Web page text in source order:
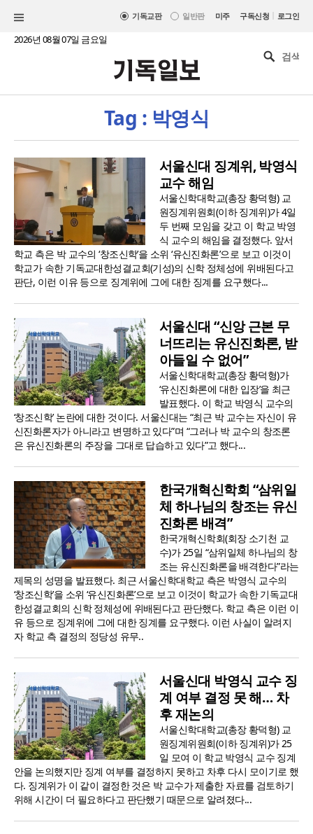
기독교판 일반판 미주 구독신청 | 로그인
2026년 08월 07일 금요일
Tag : 박영식
서울신대 징계위, 박영식
교수 해임
서울신학대학교(총장 황덕형) 교
원징계위원회(이하 징계위)가 4일
두 번째 모임을 갖고 이 학교 박영
식 교수의 해임을 결정했다. 앞서
학교 측은 박 교수의 ‘창조신학’을 소위 ‘유신진화론’으로 보고 이것이
학교가 속한 기독교대한성결교회(기성)의 신학 정체성에 위배된다고
판단, 이런 이유 등으로 징계위에 그에 대한 징계를 요구했다...
서울신대 “신앙 근본 무
너뜨리는 유신진화론, 받
아들일 수 없어”
서울신학대학교(총장 황덕형)가
‘유신진화론에 대한 입장’을 최근
발표했다. 이 학교 박영식 교수의
‘창조신학’ 논란에 대한 것이다. 서울신대는 “최근 박 교수는 자신이 유
신진화론자가 아니라고 변명하고 있다”며 “그러나 박 교수의 창조론
은 유신진화론의 주장을 그대로 답습하고 있다”고 했다...
한국개혁신학회 “삼위일
체 하나님의 창조는 유신
진화론 배격”
한국개혁신학회(회장 소기천 교
수)가 25일 “삼위일체 하나님의 창
조는 유신진화론을 배격한다”라는
제목의 성명을 발표했다. 최근 서울신학대학교 측은 박영식 교수의
‘창조신학’을 소위 ‘유신진화론’으로 보고 이것이 학교가 속한 기독교대
한성결교회의 신학 정체성에 위배된다고 판단했다. 학교 측은 이런 이
유 등으로 징계위에 그에 대한 징계를 요구했다. 이런 사실이 알려지
자 학교 측 결정의 정당성 유무..
서울신대 박영식 교수 징
계 여부 결정 못 해… 차
후 재논의
서울신학대학교(총장 황덕형) 교
원징계위원회(이하 징계위)가 25
일 모여 이 학교 박영식 교수 징계
안을 논의했지만 징계 여부를 결정하지 못하고 차후 다시 모이기로 했
다. 징계위가 이 같이 결정한 것은 박 교수가 제출한 자료를 검토하기
위해 시간이 더 필요하다고 판단했기 때문으로 알려졌다...